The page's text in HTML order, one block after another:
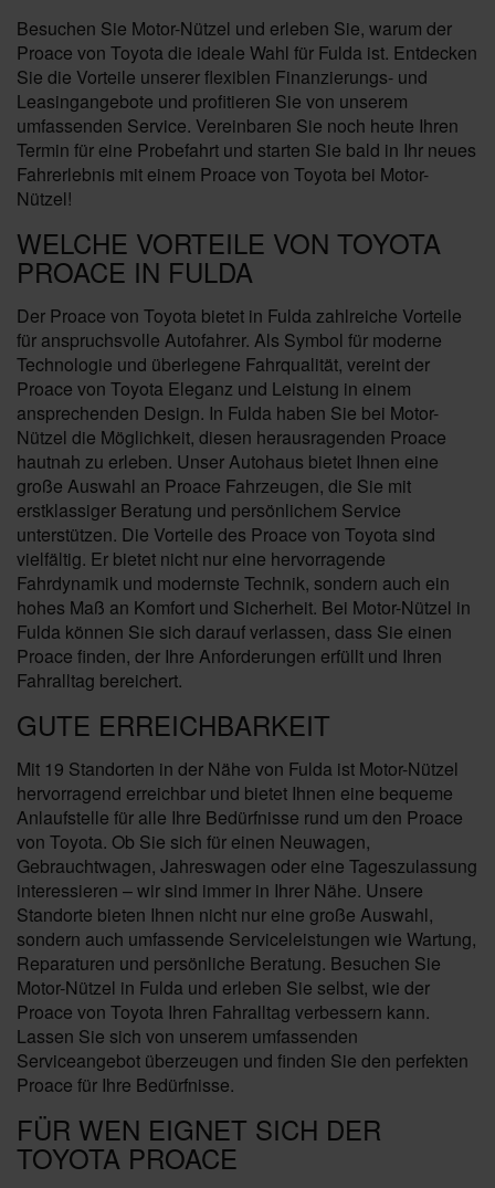
Besuchen Sie Motor-Nützel und erleben Sie, warum der
Proace von Toyota die ideale Wahl für Fulda ist. Entdecken
Sie die Vorteile unserer flexiblen Finanzierungs- und
Leasingangebote und profitieren Sie von unserem
umfassenden Service. Vereinbaren Sie noch heute Ihren
Termin für eine Probefahrt und starten Sie bald in Ihr neues
Fahrerlebnis mit einem Proace von Toyota bei Motor-
Nützel!
WELCHE VORTEILE VON TOYOTA
PROACE IN FULDA
Der Proace von Toyota bietet in Fulda zahlreiche Vorteile
für anspruchsvolle Autofahrer. Als Symbol für moderne
Technologie und überlegene Fahrqualität, vereint der
Proace von Toyota Eleganz und Leistung in einem
ansprechenden Design. In Fulda haben Sie bei Motor-
Nützel die Möglichkeit, diesen herausragenden Proace
hautnah zu erleben. Unser Autohaus bietet Ihnen eine
große Auswahl an Proace Fahrzeugen, die Sie mit
erstklassiger Beratung und persönlichem Service
unterstützen. Die Vorteile des Proace von Toyota sind
vielfältig. Er bietet nicht nur eine hervorragende
Fahrdynamik und modernste Technik, sondern auch ein
hohes Maß an Komfort und Sicherheit. Bei Motor-Nützel in
Fulda können Sie sich darauf verlassen, dass Sie einen
Proace finden, der Ihre Anforderungen erfüllt und Ihren
Fahralltag bereichert.
GUTE ERREICHBARKEIT
Mit 19 Standorten in der Nähe von Fulda ist Motor-Nützel
hervorragend erreichbar und bietet Ihnen eine bequeme
Anlaufstelle für alle Ihre Bedürfnisse rund um den Proace
von Toyota. Ob Sie sich für einen Neuwagen,
Gebrauchtwagen, Jahreswagen oder eine Tageszulassung
interessieren – wir sind immer in Ihrer Nähe. Unsere
Standorte bieten Ihnen nicht nur eine große Auswahl,
sondern auch umfassende Serviceleistungen wie Wartung,
Reparaturen und persönliche Beratung. Besuchen Sie
Motor-Nützel in Fulda und erleben Sie selbst, wie der
Proace von Toyota Ihren Fahralltag verbessern kann.
Lassen Sie sich von unserem umfassenden
Serviceangebot überzeugen und finden Sie den perfekten
Proace für Ihre Bedürfnisse.
FÜR WEN EIGNET SICH DER
TOYOTA PROACE